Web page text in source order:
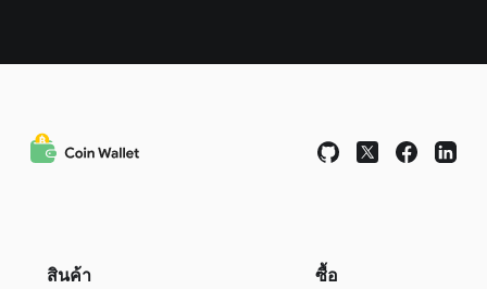
สินค้า ซื้อ